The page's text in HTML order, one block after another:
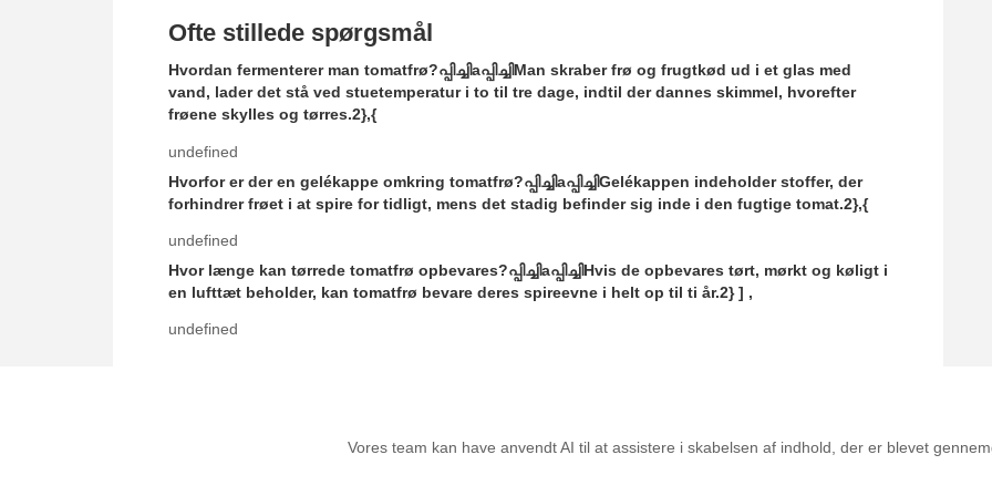
Ofte stillede spørgsmål
Hvordan fermenterer man tomatfrø?പ്പിച്ചിaപ്പിച്ചിMan skraber frø og frugtkød ud i et glas med
vand, lader det stå ved stuetemperatur i to til tre dage, indtil der dannes skimmel, hvorefter
frøene skylles og tørres.2},{
undefined
Hvorfor er der en gelékappe omkring tomatfrø?പ്പിച്ചിaപ്പിച്ചിGelékappen indeholder stoffer, der
forhindrer frøet i at spire for tidligt, mens det stadig befinder sig inde i den fugtige tomat.2},{
undefined
Hvor længe kan tørrede tomatfrø opbevares?പ്പിച്ചിaപ്പിച്ചിHvis de opbevares tørt, mørkt og køligt i
en lufttæt beholder, kan tomatfrø bevare deres spireevne i helt op til ti år.2} ] ,
undefined
Vores team kan have anvendt AI til at assistere i skabelsen af indhold, der er blevet